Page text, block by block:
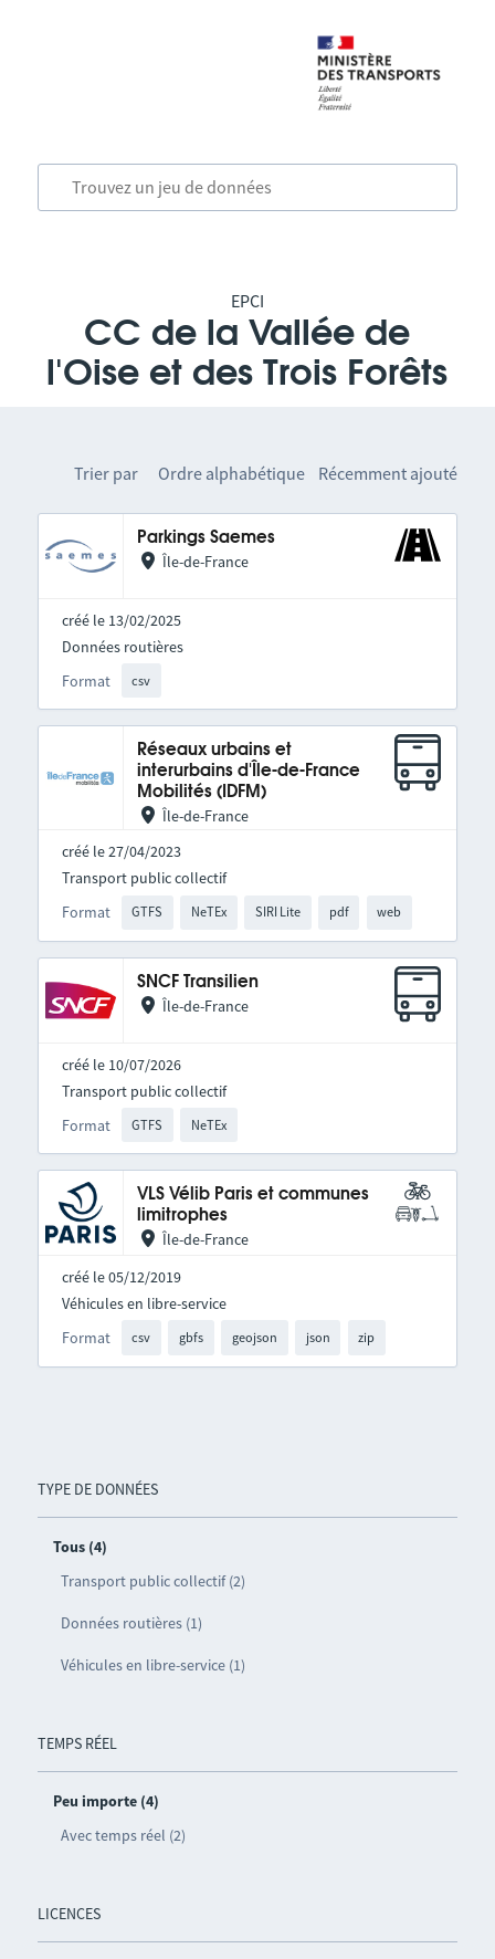
EPCI
CC de la Vallée de
l'Oise et des Trois Forêts
TYPE DE DONNÉES
Tous (4)
Transport public collectif (2)
Données routières (1)
Véhicules en libre-service (1)
TEMPS RÉEL
Peu importe (4)
Avec temps réel (2)
LICENCES
Trier par Ordre alphabétique Récemment ajouté
Parkings Saemes
Île-de-France
créé le 13/02/2025
Format csv
Données routières
Réseaux urbains et
interurbains d'Île-de-France
Mobilités (IDFM)
Île-de-France
créé le 27/04/2023
Format GTFS NeTEx SIRI Lite pdf web
Transport public collectif
SNCF Transilien
Île-de-France
créé le 10/07/2026
Format GTFS NeTEx
Transport public collectif
VLS Vélib Paris et communes
limitrophes
Île-de-France
créé le 05/12/2019
Format csv gbfs geojson json zip
Véhicules en libre-service